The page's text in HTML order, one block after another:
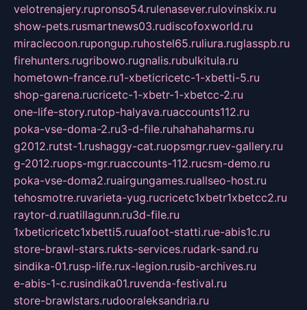
velotrenajery.rupronso54.rulenasever.rulovinskix.ru
show-pets.rusmartnews03.rudiscofoxworld.ru
miraclecoon.rupongup.ruhostel65.ruliura.ruglasspb.ru
firehunters.rugribowo.rugnalis.rubulkitula.ru
hometown-france.ru1-xbeticricetc-1-xbetti-5.ru
shop-garena.rucricetc-1-xbetr-1-xbetcc-2.ru
one-life-story.rutop-halyava.ruaccounts112.ru
poka-vse-doma-2.ru3-d-file.ruhahahaharms.ru
g2012.rutst-1.rushaggy-cat.ruopsmgr.ruev-gallery.ru
g-2012.ruops-mgr.ruaccounts-112.rucsm-demo.ru
poka-vse-doma2.ruairgungames.ruallseo-host.ru
tehosmotre.ruvarieta-yug.rucricetc1xbetr1xbetcc2.ru
raytor-d.ruatillagunn.ru3d-file.ru
1xbeticricetc1xbetti5.ruuafoot-statti.rue-abis1c.ru
store-brawl-stars.rukts-services.rudark-sand.ru
sindika-01.rusp-life.rux-legion.rusib-archives.ru
e-abis-1-c.rusindika01.ruvenda-festival.ru
store-brawlstars.rudooraleksandria.ru